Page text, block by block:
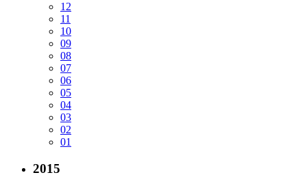
12
11
10
09
08
07
06
05
04
03
02
01
2015